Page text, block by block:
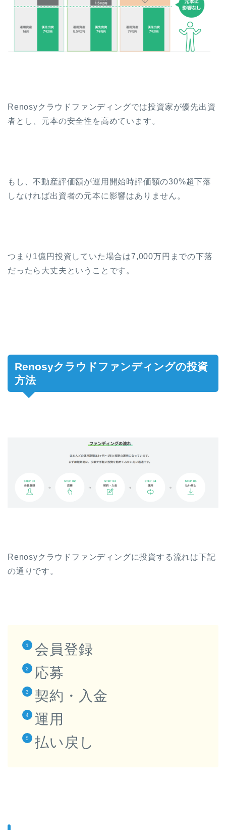
Renosyクラウドファンディングでは投資家が優先出資
者とし、元本の安全性を高めています。
もし、不動産評価額が運用開始時評価額の30%超下落
しなければ出資者の元本に影響はありません。
つまり1億円投資していた場合は7,000万円までの下落
だったら大丈夫ということです。
Renosyクラウドファンディングの投資
方法
Renosyクラウドファンディングに投資する流れは下記
の通りです。
会員登録
応募
契約・入金
運用
払い戻し